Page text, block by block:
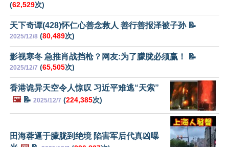
(62,529次)
天下奇谭(428)怀仁心善念救人 善行善报泽被子孙 📝
2025/12/8 (80,489次)
影视寒冬 急推肖战挡枪？网友:为了朦胧必须赢！ 📝
2025/12/7 (65,505次)
香港诡异天空令人惊叹 习近平难逃“天索”
🖼️📝 2025/12/7 (224,385次)
田海蓉逼于朦胧到绝境 陷害军后代真凶曝